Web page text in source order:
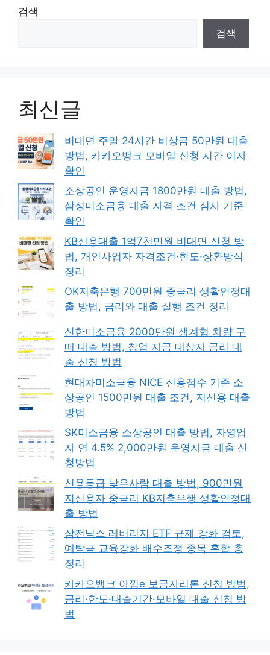
검색
검색
최신글
비대면 주말 24시간 비상금 50만원 대출
방법, 카카오뱅크 모바일 신청 시간 이자
확인
소상공인 운영자금 1800만원 대출 방법,
삼성미소금융 대출 자격 조건 심사 기준
확인
KB신용대출 1억7천만원 비대면 신청 방
법, 개인사업자 자격조건·한도·상환방식
정리
OK저축은행 700만원 중금리 생활안정대
출 방법, 금리와 대출 실행 조건 정리
신한미소금융 2000만원 생계형 차량 구
매 대출 방법, 창업 자금 대상자 금리 대
출 신청 방법
현대차미소금융 NICE 신용점수 기준 소
상공인 1500만원 대출 조건, 저신용 대출
방법
SK미소금융 소상공인 대출 방법, 자영업
자 연 4.5% 2,000만원 운영자금 대출 신
청방법
신용등급 낮은사람 대출 방법, 900만원
저신용자 중금리 KB저축은행 생활안정대
출 방법
삼전닉스 레버리지 ETF 규제 강화 검토,
예탁금 교육강화 배수조정 종목 혼합 총
정리
카카오뱅크 아낌e 보금자리론 신청 방법,
금리·한도·대출기간·모바일 대출 신청 방
법